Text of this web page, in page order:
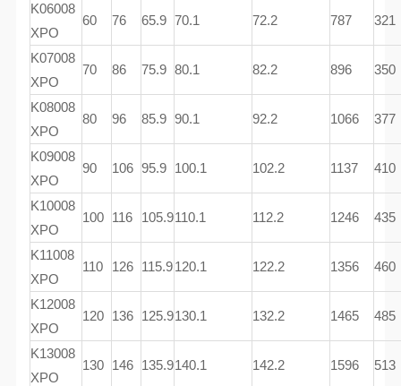
K06008
XPO
60 76 65.9 70.1 72.2 787 321
K07008
XPO
70 86 75.9 80.1 82.2 896 350
K08008
XPO
80 96 85.9 90.1 92.2 1066 377
K09008
XPO
90 106 95.9 100.1 102.2 1137 410
K10008
XPO
100 116 105.9110.1 112.2 1246 435
K11008
XPO
110 126 115.9120.1 122.2 1356 460
K12008
XPO
120 136 125.9130.1 132.2 1465 485
K13008
XPO
130 146 135.9140.1 142.2 1596 513